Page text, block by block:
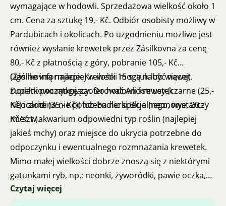
wymagające w hodowli. Sprzedażowa wielkość około 1
cm. Cena za sztukę 19,- Kč. Odbiór osobisty możliwy w
Pardubicach i okolicach. Po uzgodnieniu możliwe jest
również wysłanie krewetek przez Zásilkovna za cenę
80,- Kč z płatnością z góry, pobranie 105,- Kč
(Zásilkovną najlepiej w ilości 15 sztuk lub więcej).
Dodatkowo mogę zaoferować Ancistrusy (czarne (25,-
Kč) i złote (35,- Kč)) lub Endlerki Blue (neonowe, 20,-
Kč/szt.).
Ogólne informacje: Krewetki mogą nabyć nawet
zupełni początkujący. Do hodowli krewetek
Neocaridina nie potrzeba nic specjalnego, wystarczy
mieć w akwarium odpowiedni typ roślin (najlepiej
jakieś mchy) oraz miejsce do ukrycia potrzebne do
odpoczynku i ewentualnego rozmnażania krewetek.
Mimo małej wielkości dobrze znoszą się z niektórymi
gatunkami ryb, np.: neonki, żyworódki, pawie oczka,
rasborki, fantomy, ancistrusy, black molly itp.
Czytaj więcej